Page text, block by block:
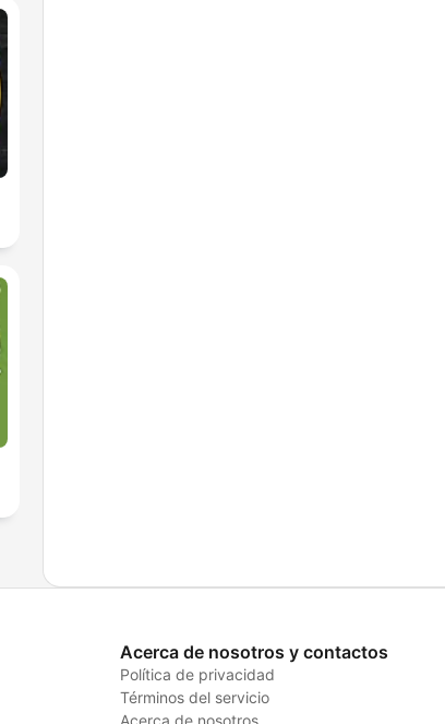
Acerca de nosotros y contactos
Política de privacidad
Términos del servicio
Acerca de nosotros